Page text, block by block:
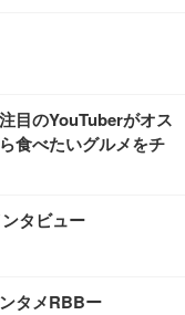
目のYouTuberがオス
食べたいグルメをチ
タビュー
タメRBBー